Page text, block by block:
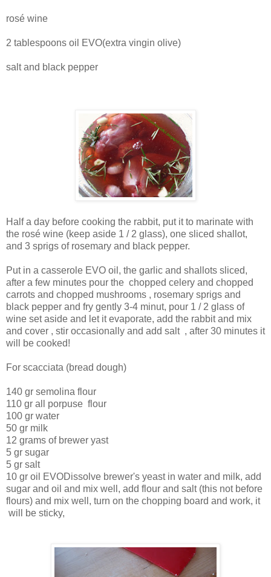
rosé wine
2 tablespoons oil EVO(extra vingin olive)
salt and black pepper
Half a day before cooking the rabbit, put it to marinate with
the rosé wine (keep aside 1 / 2 glass), one sliced shallot,
and 3 sprigs of rosemary and black pepper.
Put in a casserole EVO oil, the garlic and shallots sliced,
after a few minutes pour the chopped celery and chopped
carrots and chopped mushrooms , rosemary sprigs and
black pepper and fry gently 3-4 minut, pour 1 / 2 glass of
wine set aside and let it evaporate, add the rabbit and mix
and cover , stir occasionally and add salt , after 30 minutes it
will be cooked!
For scacciata (bread dough)
140 gr semolina flour
110 gr all porpuse flour
100 gr water
50 gr milk
12 grams of brewer yast
5 gr sugar
5 gr salt
10 gr oil EVODissolve brewer's yeast in water and milk, add
sugar and oil and mix well, add flour and salt (this not before
flours) and mix well, turn on the chopping board and work, it
will be sticky,